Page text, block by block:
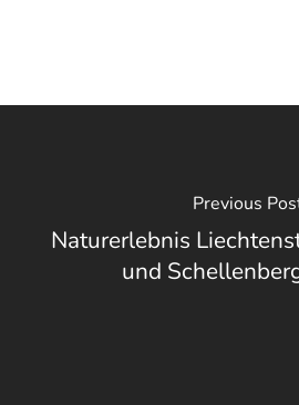
Previous
Naturerlebnis
und